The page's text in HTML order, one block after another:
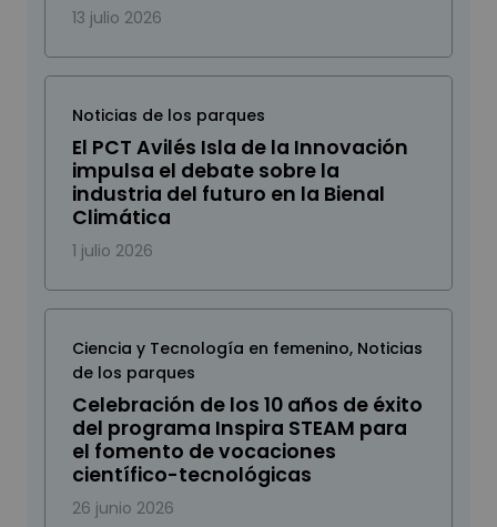
13 julio 2026
Noticias de los parques
El PCT Avilés Isla de la Innovación
impulsa el debate sobre la
industria del futuro en la Bienal
Climática
1 julio 2026
Ciencia y Tecnología en femenino, Noticias
de los parques
Celebración de los 10 años de éxito
del programa Inspira STEAM para
el fomento de vocaciones
científico-tecnológicas
26 junio 2026